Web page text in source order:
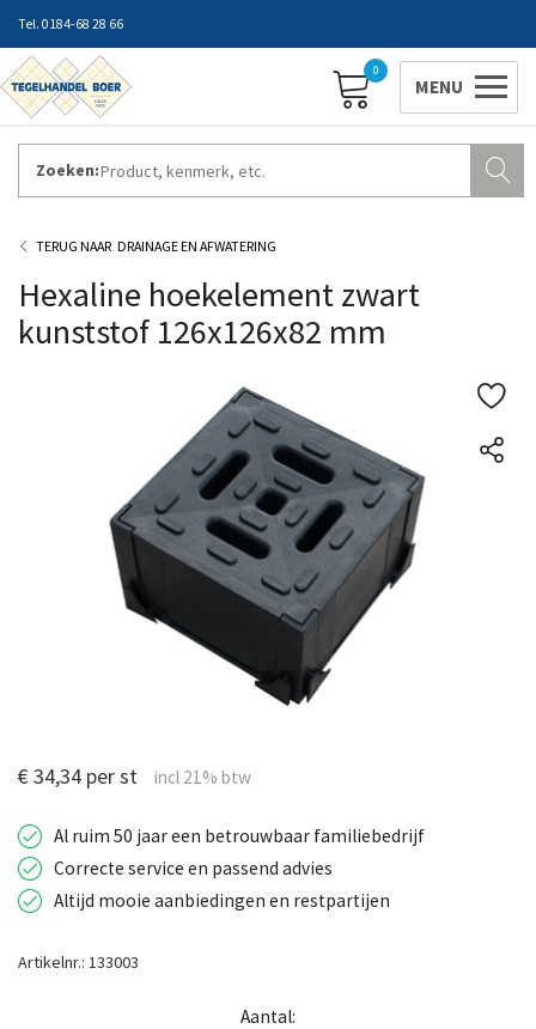
0184-68 28 66
0
Zoeken:
ZAKELIJK INLOGGEN
DRAINAGE EN AFWATERING
Hexaline hoekelement zwart
kunststof 126x126x82 mm
€ 34,34 per st
Al ruim 50 jaar een betrouwbaar familiebedrijf
Correcte service en passend advies
Altijd mooie aanbiedingen en restpartijen
Artikelnr.: 133003
Aantal: